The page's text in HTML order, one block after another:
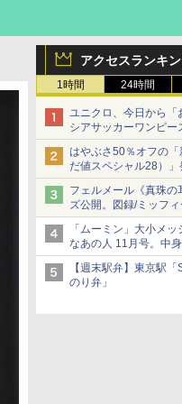
アクセスランキ
1時間 24時間
ユニクロ、今日から「
シアサッカーワンピー
ショーツは1990円に
はやぶさ50％オフの
だ値スペシャル28）
ねっと限定
フェルメール《真珠の
ズ公開。図録/ミッフ
か、注目ブランドコラ
「ムーミン」大小メ
なあの人 11月号。中
も使える
【週末駅弁】東京駅
のり弁」